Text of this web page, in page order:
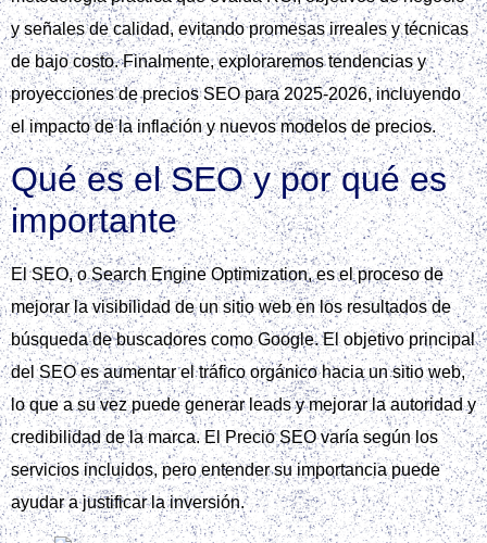
y señales de calidad, evitando promesas irreales y técnicas
de bajo costo. Finalmente, exploraremos tendencias y
proyecciones de precios SEO para 2025‑2026, incluyendo
el impacto de la inflación y nuevos modelos de precios.
Qué es el SEO y por qué es
importante
El SEO, o Search Engine Optimization, es el proceso de
mejorar la visibilidad de un sitio web en los resultados de
búsqueda de buscadores como Google. El objetivo principal
del SEO es aumentar el tráfico orgánico hacia un sitio web,
lo que a su vez puede generar leads y mejorar la autoridad y
credibilidad de la marca. El Precio SEO varía según los
servicios incluidos, pero entender su importancia puede
ayudar a justificar la inversión.